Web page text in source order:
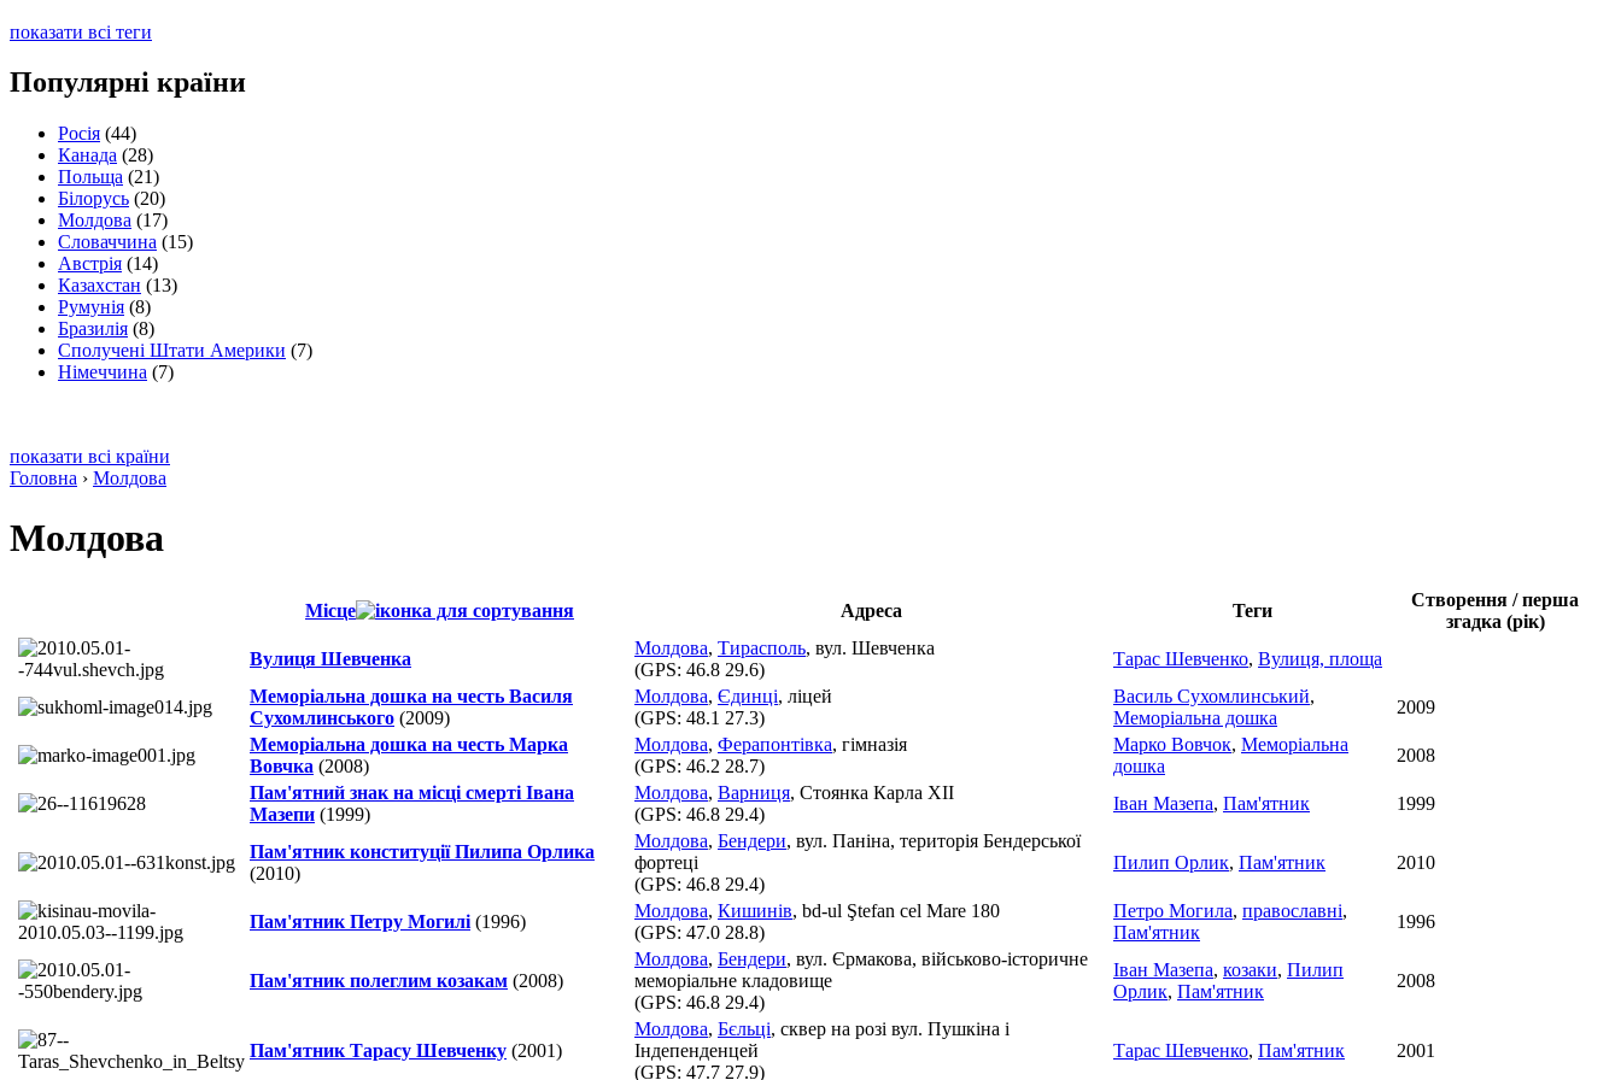
показати всі теги
Популярні країни
Росія (44)
Канада (28)
Польща (21)
Білорусь (20)
Молдова (17)
Словаччина (15)
Австрія (14)
Казахстан (13)
Румунія (8)
Бразилія (8)
Сполучені Штати Америки (7)
Німеччина (7)
показати всі країни
Головна › Молдова
Молдова
Місце Адреса Теги
Створення / перша
згадка (рік)
Вулиця Шевченка
Молдова, Тирасполь, вул. Шевченка
(GPS: 46.8 29.6)
Тарас Шевченко, Вулиця, площа
Меморіальна дошка на честь Василя
Сухомлинського (2009)
Молдова, Єдинці, ліцей
(GPS: 48.1 27.3)
Василь Сухомлинський,
Меморіальна дошка
2009
Меморіальна дошка на честь Марка
Вовчка (2008)
Молдова, Ферапонтівка, гімназія
(GPS: 46.2 28.7)
Марко Вовчок, Меморіальна
дошка
2008
Пам'ятний знак на місці смерті Івана
Мазепи (1999)
Молдова, Варниця, Стоянка Карла ХІІ
(GPS: 46.8 29.4)
Іван Мазепа, Пам'ятник 1999
Пам'ятник конституції Пилипа Орлика
(2010)
Молдова, Бендери, вул. Паніна, територія Бендерської
фортеці
(GPS: 46.8 29.4)
Пилип Орлик, Пам'ятник 2010
Пам'ятник Петру Могилі (1996)
Молдова, Кишинів, bd-ul Ştefan cel Mare 180
(GPS: 47.0 28.8)
Петро Могила, православні,
Пам'ятник
1996
Пам'ятник полеглим козакам (2008)
Молдова, Бендери, вул. Єрмакова, військово-історичне
меморіальне кладовище
(GPS: 46.8 29.4)
Іван Мазепа, козаки, Пилип
Орлик, Пам'ятник
2008
Пам'ятник Тарасу Шевченку (2001)
Молдова, Бєльці, сквер на розі вул. Пушкіна і
Індепенденцей
(GPS: 47.7 27.9)
Тарас Шевченко, Пам'ятник 2001